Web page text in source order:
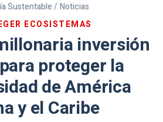
Sustentable / Noticias
ECOSISTEMAS
inversión
proteger la
de América
y el Caribe